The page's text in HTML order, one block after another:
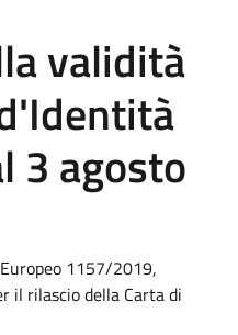
validità
3 agosto
1157/2019,
il rilascio della Carta di